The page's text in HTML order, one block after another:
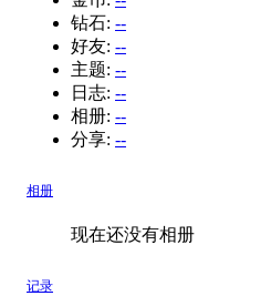
钻石: --
好友: --
主题: --
日志: --
相册: --
分享: --
相册
现在还没有相册
记录